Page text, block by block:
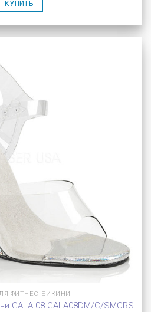
КУПИТЬ
ФИТНЕС-БИКИНИ
GALA-08 GALA08DM/C/SMCRS